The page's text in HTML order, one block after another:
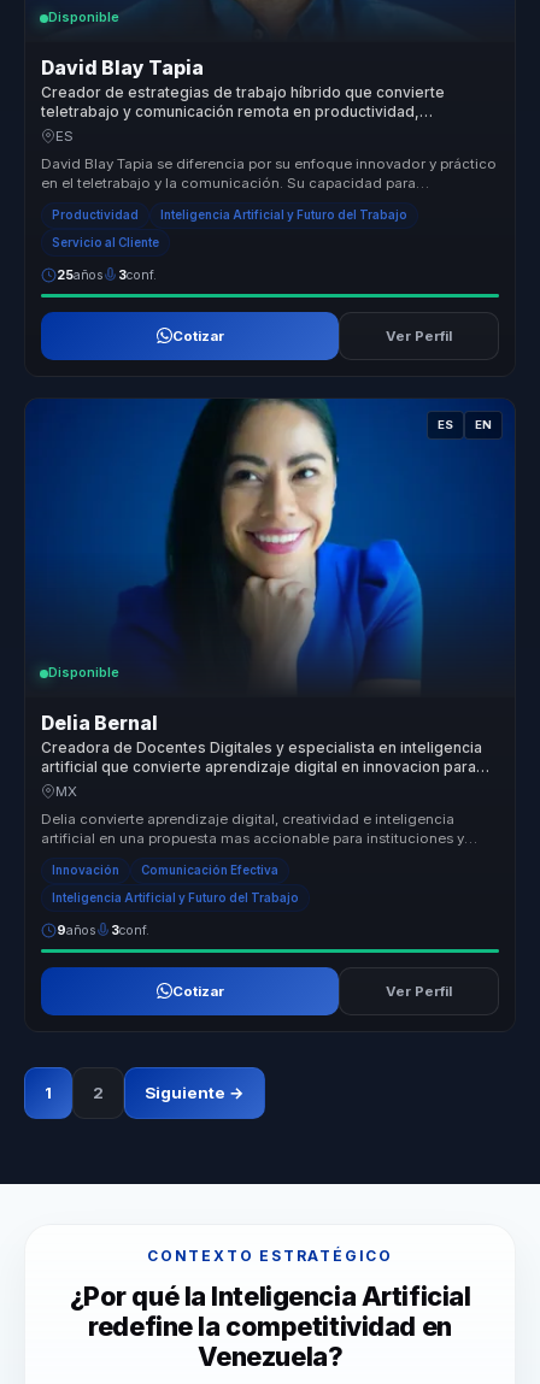
Disponible
David Blay Tapia
Creador de estrategias de trabajo híbrido que convierte
teletrabajo y comunicación remota en productividad,
coordinación y bienestar para empresas.
ES
David Blay Tapia se diferencia por su enfoque innovador y práctico
en el teletrabajo y la comunicación. Su capacidad para
implementar mod...
Productividad Inteligencia Artificial y Futuro del Trabajo
Servicio al Cliente
25años 3conf.
Cotizar Ver Perfil
ES EN
Disponible
Delia Bernal
Creadora de Docentes Digitales y especialista en inteligencia
artificial que convierte aprendizaje digital en innovacion para
instituciones y equipos.
MX
Delia convierte aprendizaje digital, creatividad e inteligencia
artificial en una propuesta mas accionable para instituciones y
empresas ...
Innovación Comunicación Efectiva
Inteligencia Artificial y Futuro del Trabajo
9años 3conf.
Cotizar Ver Perfil
1 2 Siguiente →
CONTEXTO ESTRATÉGICO
¿Por qué la Inteligencia Artificial
redefine la competitividad en
Venezuela?